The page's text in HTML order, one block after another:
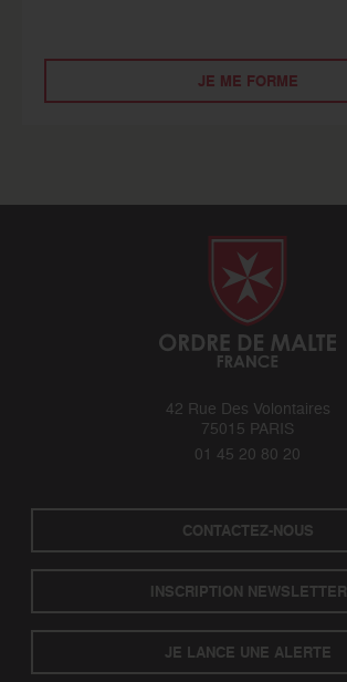
JE ME FORME
42 Rue Des Volontaires
75015 PARIS
01 45 20 80 20
CONTACTEZ-NOUS
INSCRIPTION NEWSLETTER
JE LANCE UNE ALERTE